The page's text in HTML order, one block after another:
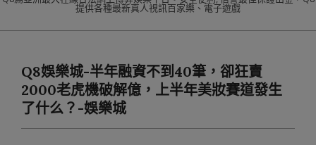
提供各種最新真人視訊百家樂、電子遊戲
MenuQ8娛樂城-半年融資不到40筆，卻狂賣
2000老虎機破解億，上半年美妝賽道發生
了什么？-娛樂城